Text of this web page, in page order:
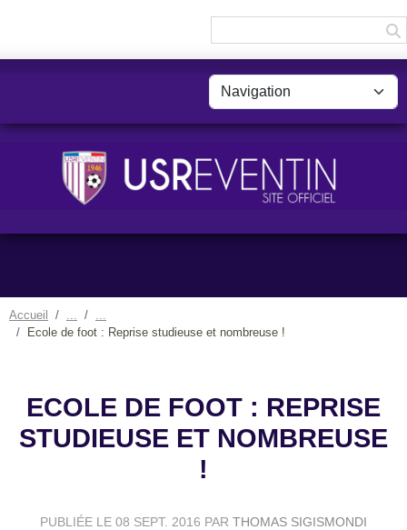
Accueil
Ecole de foot : Reprise studieuse et nombreuse !
ECOLE DE FOOT : REPRISE
STUDIEUSE ET NOMBREUSE
!
PUBLIÉE LE 08 SEPT. 2016 PAR THOMAS SIGISMONDI